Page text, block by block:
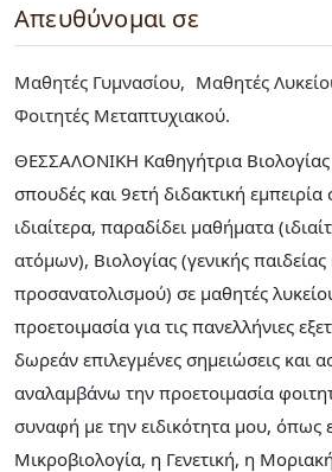
Απευθύνομαι σε
Μαθητές Γυμνασίου Μαθητές
Φοιτητές Μεταπτυχιακού
ΘΕΣΣΑΛΟΝΙΚΗ Καθηγήτρια Βιολογίας
σπουδές και 9ετή διδακτική εμπειρία
ιδιαίτερα, παραδίδει μαθήματα
ατόμων), Bιολογίας (γενικής παιδείας
προσανατολισμού) σε μαθητές
προετοιμασία για τις πανελλήνιες
δωρεάν επιλεγμένες σημειώσεις και
αναλαμβάνω την προετοιμασία
συναφή με την ειδικότητα μου, όπως
Μικροβιολογία, η Γενετική, η